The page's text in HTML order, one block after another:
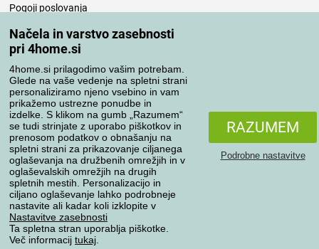
Načela in varstvo zasebnosti
pri 4home.si
4home.si prilagodimo vašim potrebam.
Glede na vaše vedenje na spletni strani
personaliziramo njeno vsebino in vam
prikažemo ustrezne ponudbe in
izdelke. S klikom na gumb „Razumem“
se tudi strinjate z uporabo piškotkov in
prenosom podatkov o obnašanju na
spletni strani za prikazovanje ciljanega
oglaševanja na družbenih omrežjih in v
oglaševalskih omrežjih na drugih
spletnih mestih. Personalizacijo in
ciljano oglaševanje lahko podrobneje
nastavite ali kadar koli izklopite v
Nastavitve zasebnosti
Ta spletna stran uporablja piškotke.
Več informacij tukaj
RAZUMEM
Podrobne nastavitve
Pogoji poslovanja
Vaša naročila
Moj račun
Pregled naročil
Reklamacija
Odstop od kupoprodajne pogodbe
Pravila obdelave ocen
Načini prevoza
Načini plačila